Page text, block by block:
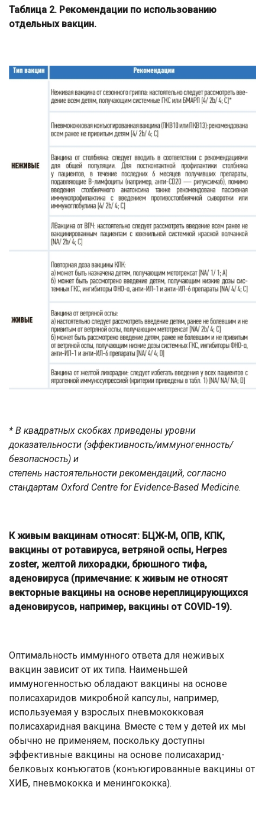
Таблица 2. Рекомендации по использованию
отдельных вакцин.
* В квадратных скобках приведены уровни
доказательности (эффективность/иммуногенность/
безопасность) и
степень настоятельности рекомендаций, согласно
стандартам Oxford Centre for Evidence-Based Medicine.
К живым вакцинам относят: БЦЖ-М, ОПВ, КПК,
вакцины от ротавируса, ветряной оспы, Нerpes
zoster, желтой лихорадки, брюшного тифа,
аденовируса (примечание: к живым не относят
векторные вакцины на основе нереплицирующихся
аденовирусов, например, вакцины от COVID-19).
Оптимальность иммунного ответа для неживых
вакцин зависит от их типа. Наименьшей
иммуногенностью обладают вакцины на основе
полисахаридов микробной капсулы, например,
используемая у взрослых пневмококковая
полисахаридная вакцина. Вместе с тем у детей их мы
обычно не применяем, поскольку доступны
эффективные вакцины на основе полисахарид-
белковых конъюгатов (конъюгированные вакцины от
ХИБ, пневмококка и менингококка).